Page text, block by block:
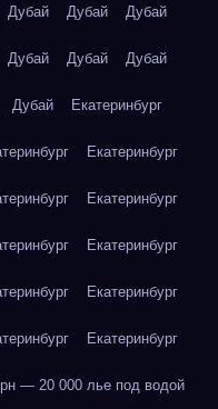
Дубай Дубай Дубай
Дубай Дубай Дубай
Дубай Екатеринбург
Екатеринбург
Екатеринбург
Екатеринбург
Екатеринбург
Екатеринбург
— 20 000 лье под водой